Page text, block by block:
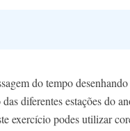
do tempo
diferentes estações do
exercício podes utilizar